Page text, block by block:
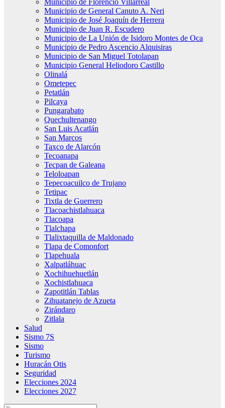
Municipio de Florencio Villarreal
Municipio de General Canuto A. Neri
Municipio de José Joaquín de Herrera
Municipio de Juan R. Escudero
Municipio de La Unión de Isidoro Montes de Oca
Municipio de Pedro Ascencio Alquisiras
Municipio de San Miguel Totolapan
Municipio General Heliodoro Castillo
Olinalá
Ometepec
Petatlán
Pilcaya
Pungarabato
Quechultenango
San Luis Acatlán
San Marcos
Taxco de Alarcón
Tecoanapa
Tecpan de Galeana
Teloloapan
Tepecoacuilco de Trujano
Tetipac
Tixtla de Guerrero
Tlacoachistlahuaca
Tlacoapa
Tlalchapa
Tlalixtaquilla de Maldonado
Tlapa de Comonfort
Tlapehuala
Xalpatláhuac
Xochihuehuetlán
Xochistlahuaca
Zapotitlán Tablas
Zihuatanejo de Azueta
Zirándaro
Zitlala
Salud
Sismo 7S
Sismo
Turismo
Huracán Otis
Seguridad
Elecciones 2024
Elecciones 2027